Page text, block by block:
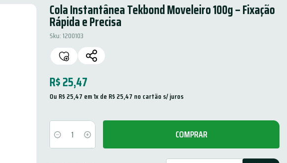
Cola Instantânea Tekbond Moveleiro 100g – Fixação
Rápida e Precisa
Sku:1200103
R$25,47
Ou R$25,47 em 1x de R$25,47 no cartão s/ juros
COMPRAR